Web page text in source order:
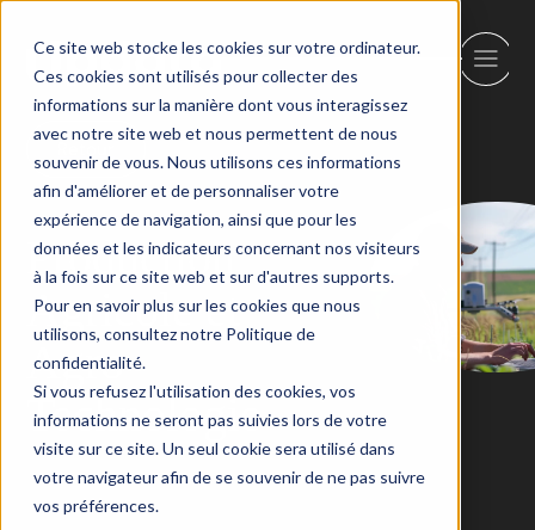
Ce site web stocke les cookies sur votre ordinateur.
Ces cookies sont utilisés pour collecter des
informations sur la manière dont vous interagissez
avec notre site web et nous permettent de nous
souvenir de vous. Nous utilisons ces informations
afin d'améliorer et de personnaliser votre
expérience de navigation, ainsi que pour les
données et les indicateurs concernant nos visiteurs
à la fois sur ce site web et sur d'autres supports.
Pour en savoir plus sur les cookies que nous
utilisons, consultez notre Politique de
confidentialité.
Si vous refusez l'utilisation des cookies, vos
informations ne seront pas suivies lors de votre
visite sur ce site. Un seul cookie sera utilisé dans
votre navigateur afin de se souvenir de ne pas suivre
vos préférences.
Production
Agricole et
Agro-
Technologie